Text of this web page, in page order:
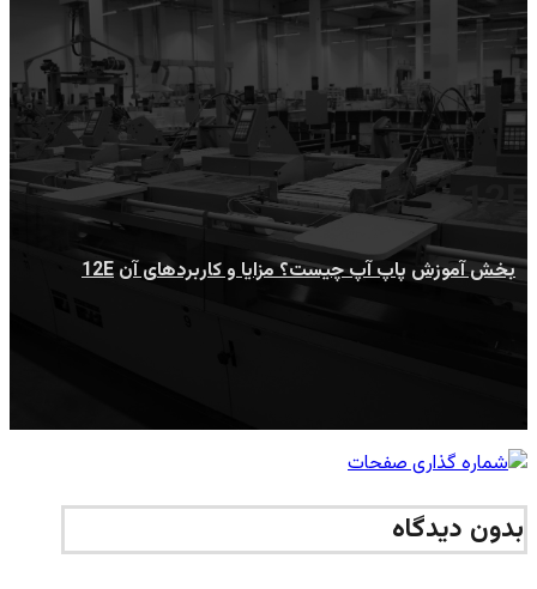
12E
بخش آموزش پاپ آپ چیست؟ مزایا و کاربردهای آن 12E
بدون دیدگاه